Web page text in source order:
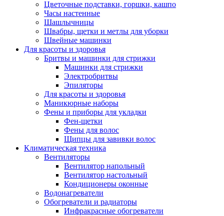
Цветочные подставки, горшки, кашпо
Часы настенные
Шашлычницы
Швабры, щетки и метлы для уборки
Швейные машинки
Для красоты и здоровья
Бритвы и машинки для стрижки
Машинки для стрижки
Электробритвы
Эпиляторы
Для красоты и здоровья
Маникюрные наборы
Фены и приборы для укладки
Фен-щетки
Фены для волос
Щипцы для завивки волос
Климатическая техника
Вентиляторы
Вентилятор напольный
Вентилятор настольный
Кондиционеры оконные
Водонагреватели
Обогреватели и радиаторы
Инфракрасные обогреватели